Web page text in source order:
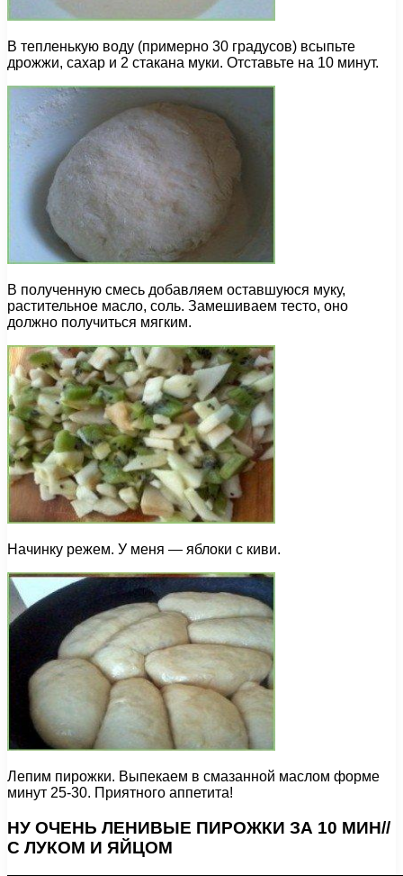
В тепленькую воду (примерно 30 градусов) всыпьте
дрожжи, сахар и 2 стакана муки. Отставьте на 10 минут.
В полученную смесь добавляем оставшуюся муку,
растительное масло, соль. Замешиваем тесто, оно
должно получиться мягким.
Начинку режем. У меня — яблоки с киви.
Лепим пирожки. Выпекаем в смазанной маслом форме
минут 25-30. Приятного аппетита!
НУ ОЧЕНЬ ЛЕНИВЫЕ ПИРОЖКИ ЗА 10 МИН//
С ЛУКОМ И ЯЙЦОМ